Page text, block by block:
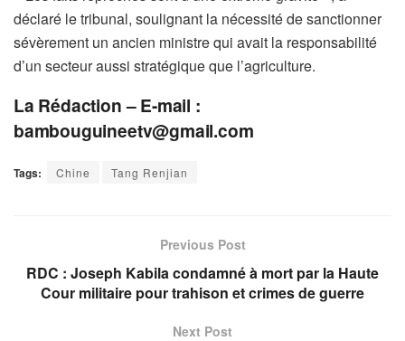
déclaré le tribunal, soulignant la nécessité de sanctionner
sévèrement un ancien ministre qui avait la responsabilité
d’un secteur aussi stratégique que l’agriculture.
La Rédaction – E-mail :
bambouguineetv@gmail.com
Tags: Chine Tang Renjian
Previous Post
RDC : Joseph Kabila condamné à mort par la Haute
Cour militaire pour trahison et crimes de guerre
Next Post